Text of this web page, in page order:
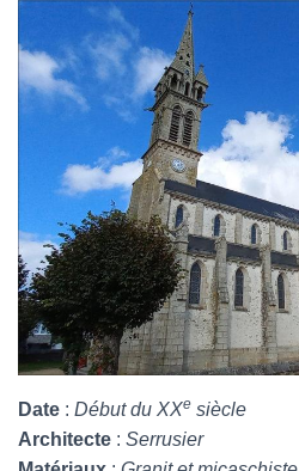
Date : Début du XXe siècle
Architecte : Serrusier